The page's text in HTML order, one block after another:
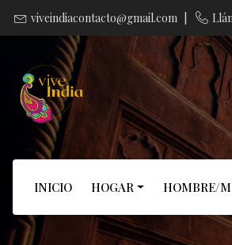
viveindiacontacto@gmail.com
INICIO HOGAR HOMBRE/